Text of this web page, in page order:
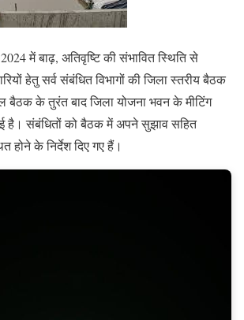
बाढ़, अतिवृष्टि की संभावित स्थिति से
हेतु सर्व संबंधित विभागों की जिला स्तरीय बैठक
बैठक के तुरंत बाद जिला योजना भवन के मीटिंग
है। संबंधितों को बैठक में अपने सुझाव सहित
होने के निर्देश दिए गए हैं।